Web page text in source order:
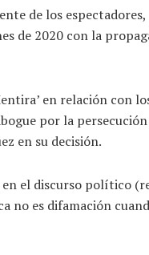
de los
de 2020 con la
en relación con
por la
en su decisión.
el discurso político
no es difamación